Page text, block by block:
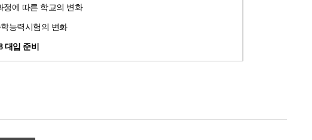
정에 따른 학교의 변화
능력시험의 변화
대입 준비